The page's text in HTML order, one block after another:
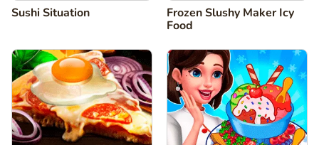
Sushi Situation
Frozen Slushy Maker Icy
Food